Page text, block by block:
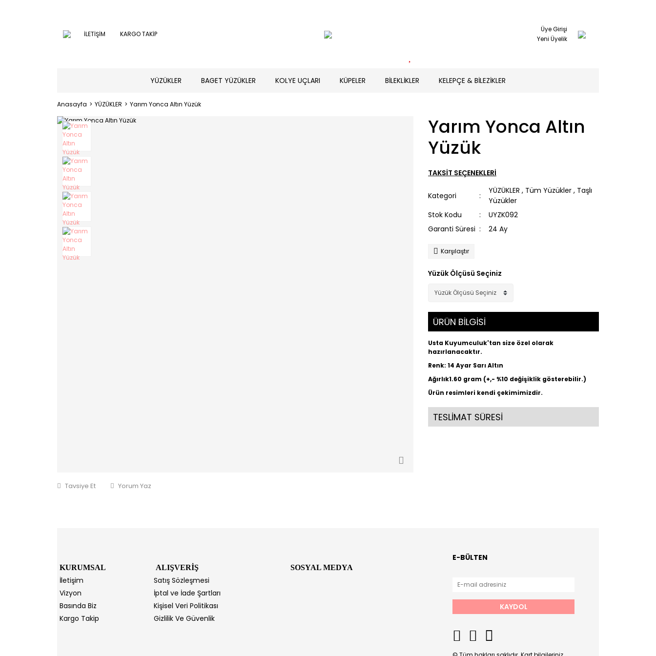
İLETİŞİM KARGO TAKİP
Üye Girişi
Yeni Üyelik
YÜZÜKLER BAGET YÜZÜKLER KOLYE UÇLARI KÜPELER BİLEKLİKLER KELEPÇE & BİLEZİKLER
Anasayfa YÜZÜKLER Yarım Yonca Altın Yüzük
Tavsiye Et Yorum Yaz
Yarım Yonca Altın
Yüzük
TAKSİT SEÇENEKLERİ
Kategori
YÜZÜKLER , Tüm Yüzükler , Taşlı
Yüzükler
Stok Kodu
UYZK092
Garanti Süresi
24 Ay
Karşılaştır
Yüzük Ölçüsü Seçiniz
ÜRÜN BİLGİSİ
Usta Kuyumculuk'tan size özel olarak
hazırlanacaktır.
Renk: 14 Ayar Sarı Altın
Ağırlık1.60 gram (+,- %10 değişiklik gösterebilir.)
Ürün resimleri kendi çekimimizdir.
TESLİMAT SÜRESİ
KURUMSAL ALIŞVERİŞ SOSYAL MEDYA
İletişim
Satış Sözleşmesi
Vizyon
İptal ve İade Şartları
Basında Biz
Kişisel Veri Politikası
Kargo Takip
Gizlilik Ve Güvenlik
E-BÜLTEN
KAYDOL